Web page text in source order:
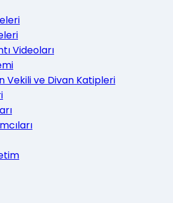
Videoları
Vekili ve Divan Katipleri